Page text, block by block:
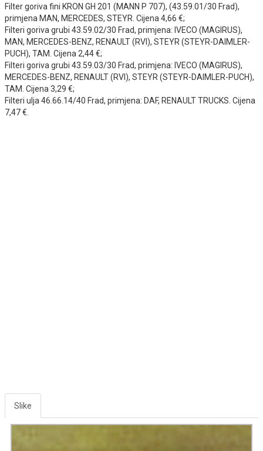
Filter goriva fini KRON GH 201 (MANN P 707), (43.59.01/30 Frad),
primjena MAN, MERCEDES, STEYR. Cijena 4,66 €;
Filteri goriva grubi 43.59.02/30 Frad, primjena: IVECO (MAGIRUS),
MAN, MERCEDES-BENZ, RENAULT (RVI), STEYR (STEYR-DAIMLER-
PUCH), TAM. Cijena 2,44 €;
Filteri goriva grubi 43.59.03/30 Frad, primjena: IVECO (MAGIRUS),
MERCEDES-BENZ, RENAULT (RVI), STEYR (STEYR-DAIMLER-PUCH),
TAM. Cijena 3,29 €;
Filteri ulja 46.66.14/40 Frad, primjena: DAF, RENAULT TRUCKS. Cijena
7,47 €.
Slike